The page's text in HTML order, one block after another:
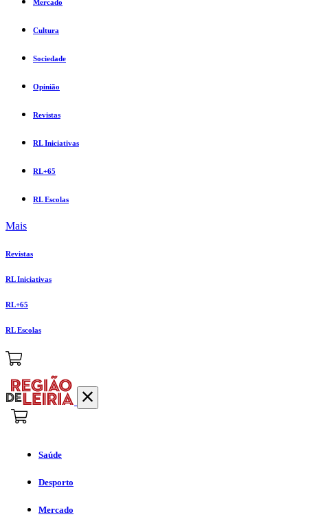
Mercado
Cultura
Sociedade
Opinião
Revistas
RL Iniciativas
RL+65
RL Escolas
Mais
Revistas
RL Iniciativas
RL+65
RL Escolas
Saúde
Desporto
Mercado